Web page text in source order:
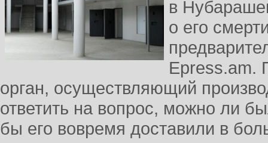
в
о его
Epress.am.
орган, осуществляющий
ответить на вопрос, можно ли
бы его вовремя доставили в